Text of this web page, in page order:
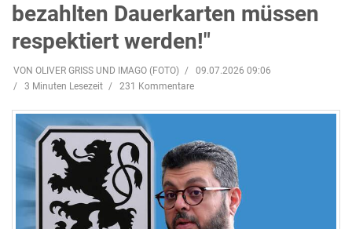
bezahlten Dauerkarten müssen
respektiert werden!"
VON OLIVER GRISS UND IMAGO (FOTO)
09.07.2026 09:06
3 Minuten Lesezeit
231 Kommentare